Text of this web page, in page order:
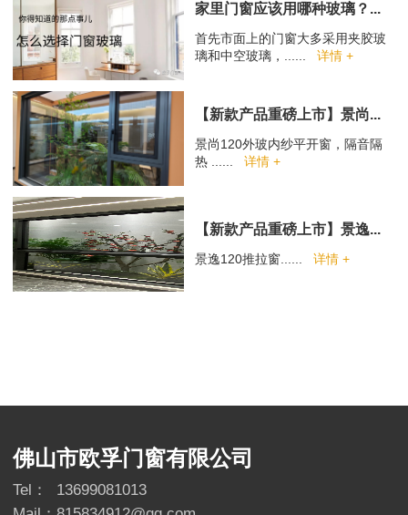
家里门窗应该用哪种玻璃？...
首先市面上的门窗大多采用夹胶玻
璃和中空玻璃，......详情 +
【新款产品重磅上市】景尚...
景尚120外玻内纱平开窗，隔音隔
热 ......详情 +
【新款产品重磅上市】景逸...
景逸120推拉窗......详情 +
佛山市欧孚门窗有限公司
Tel：
13699081013